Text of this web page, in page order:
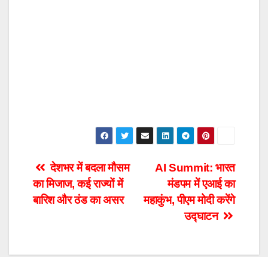
Post
navigation
AI Summit: भारत
मंडपम में एआई का
महाकुंभ, पीएम मोदी करेंगे
उद्घाटन
देशभर में बदला मौसम
का मिजाज, कई राज्यों में
बारिश और ठंड का असर